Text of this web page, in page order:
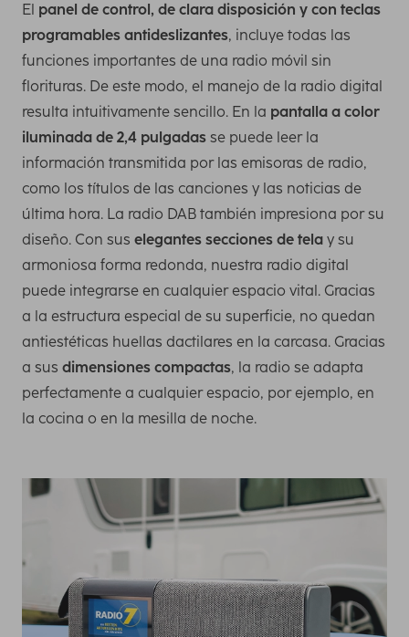
El panel de control, de clara disposición y con teclas
programables antideslizantes, incluye todas las
funciones importantes de una radio móvil sin
florituras. De este modo, el manejo de la radio digital
resulta intuitivamente sencillo. En la pantalla a color
iluminada de 2,4 pulgadas se puede leer la
información transmitida por las emisoras de radio,
como los títulos de las canciones y las noticias de
última hora. La radio DAB también impresiona por su
diseño. Con sus elegantes secciones de tela y su
armoniosa forma redonda, nuestra radio digital
puede integrarse en cualquier espacio vital. Gracias
a la estructura especial de su superficie, no quedan
antiestéticas huellas dactilares en la carcasa. Gracias
a sus dimensiones compactas, la radio se adapta
perfectamente a cualquier espacio, por ejemplo, en
la cocina o en la mesilla de noche.